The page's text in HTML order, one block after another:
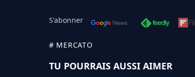
S'abonner
# MERCATO
TU POURRAIS AUSSI AIMER